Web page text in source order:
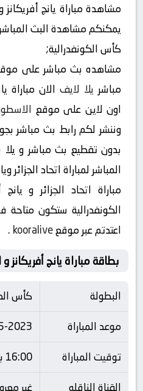
مشاهدة مباراة يانج أفريكانز
يمكنكم مشاهدة البث
كأس الكونفدرالية;
مشاهده بث مباشر على
مباشر يلا لايف الان مباراة
اون لاين على موقع
بدون تقطيع بث مباشر و
المباشر لمباراة اتحاد الجزائر
مباراة اتحاد الجزائر و
الكونفدرالية ستكون
اعتدتم عبر موقعkooralive
.
بطاقة مباراة يانج أفريكانز و
البطولة
كأس
موعد المباراة
2023
توقيت المباراة
16:00 بتوقيت Asia/Riyadh
القناة الناقله
غير